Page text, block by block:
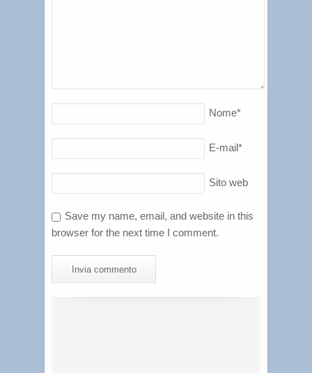
Nome*
E-mail*
Sito web
Save my name, email, and website in this
browser for the next time I comment.